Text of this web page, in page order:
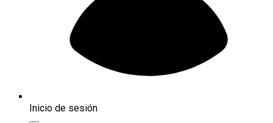
Inicio de sesión